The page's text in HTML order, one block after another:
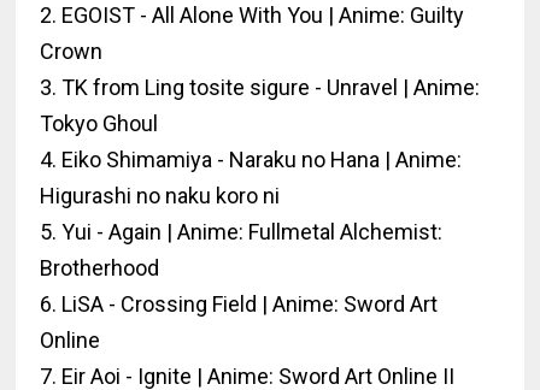
2. EGOIST - All Alone With You | Anime: Guilty
Crown
3. TK from Ling tosite sigure - Unravel | Anime:
Tokyo Ghoul
4. Eiko Shimamiya - Naraku no Hana | Anime:
Higurashi no naku koro ni
5. Yui - Again | Anime: Fullmetal Alchemist:
Brotherhood
6. LiSA - Crossing Field | Anime: Sword Art
Online
7. Eir Aoi - Ignite | Anime: Sword Art Online II